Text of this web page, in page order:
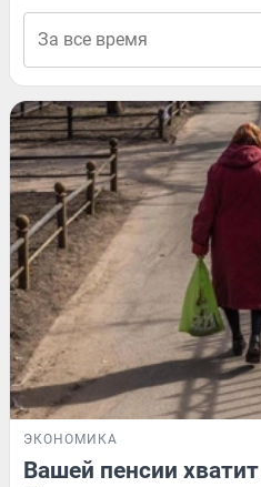
ЭКОНОМИКА
Вашей пенсии